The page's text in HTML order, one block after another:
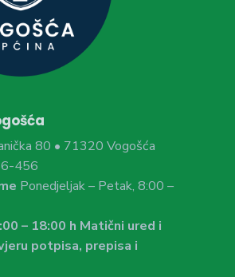
80 • 71320 Vogošća
456
Ponedjeljak – Petak, 8:00 –
– 18:00 h Matični ured i
potpisa, prepisa i